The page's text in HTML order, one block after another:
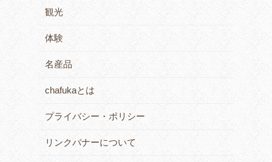
観光
体験
名産品
chafukaとは
プライバシー・ポリシー
リンクバナーについて